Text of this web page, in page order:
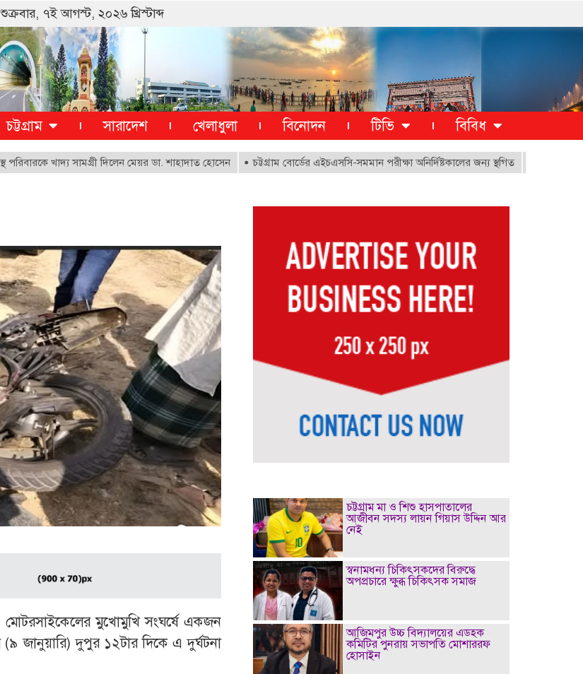
শুক্রবার, ৭ই আগস্ট, ২০২৬ খ্রিস্টাব্দ
চট্টগ্রাম সারাদেশ খেলাধুলা বিনোদন টিভি বিবিধ
খাদ্য সামগ্রী দিলেন মেয়র ডা. শাহাদাত হোসেন চট্টগ্রাম বোর্ডের এইচএসসি-সমমান পরীক্ষা অনির্দিষ্টকালের জন্য স্থগিত ১১ দফা দাবিতে
মুখোমুখি সংঘর্ষে একজন
দুপুর ১২টার দিকে এ দুর্ঘটনা
চট্টগ্রাম মা ও শিশু হাসপাতালের
আজীবন সদস্য লায়ন গিয়াস উদ্দিন আর
নেই
স্বনামধন্য চিকিৎসকদের বিরুদ্ধে
অপপ্রচারে ক্ষুব্ধ চিকিৎসক সমাজ
আজিমপুর উচ্চ বিদ্যালয়ের এডহক
কমিটির পুনরায় সভাপতি মোশাররফ
হোসাইন